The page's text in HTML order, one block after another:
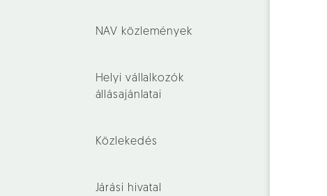
NAV közlemények
Helyi vállalkozók
állásajánlatai
Közlekedés
Járási hivatal